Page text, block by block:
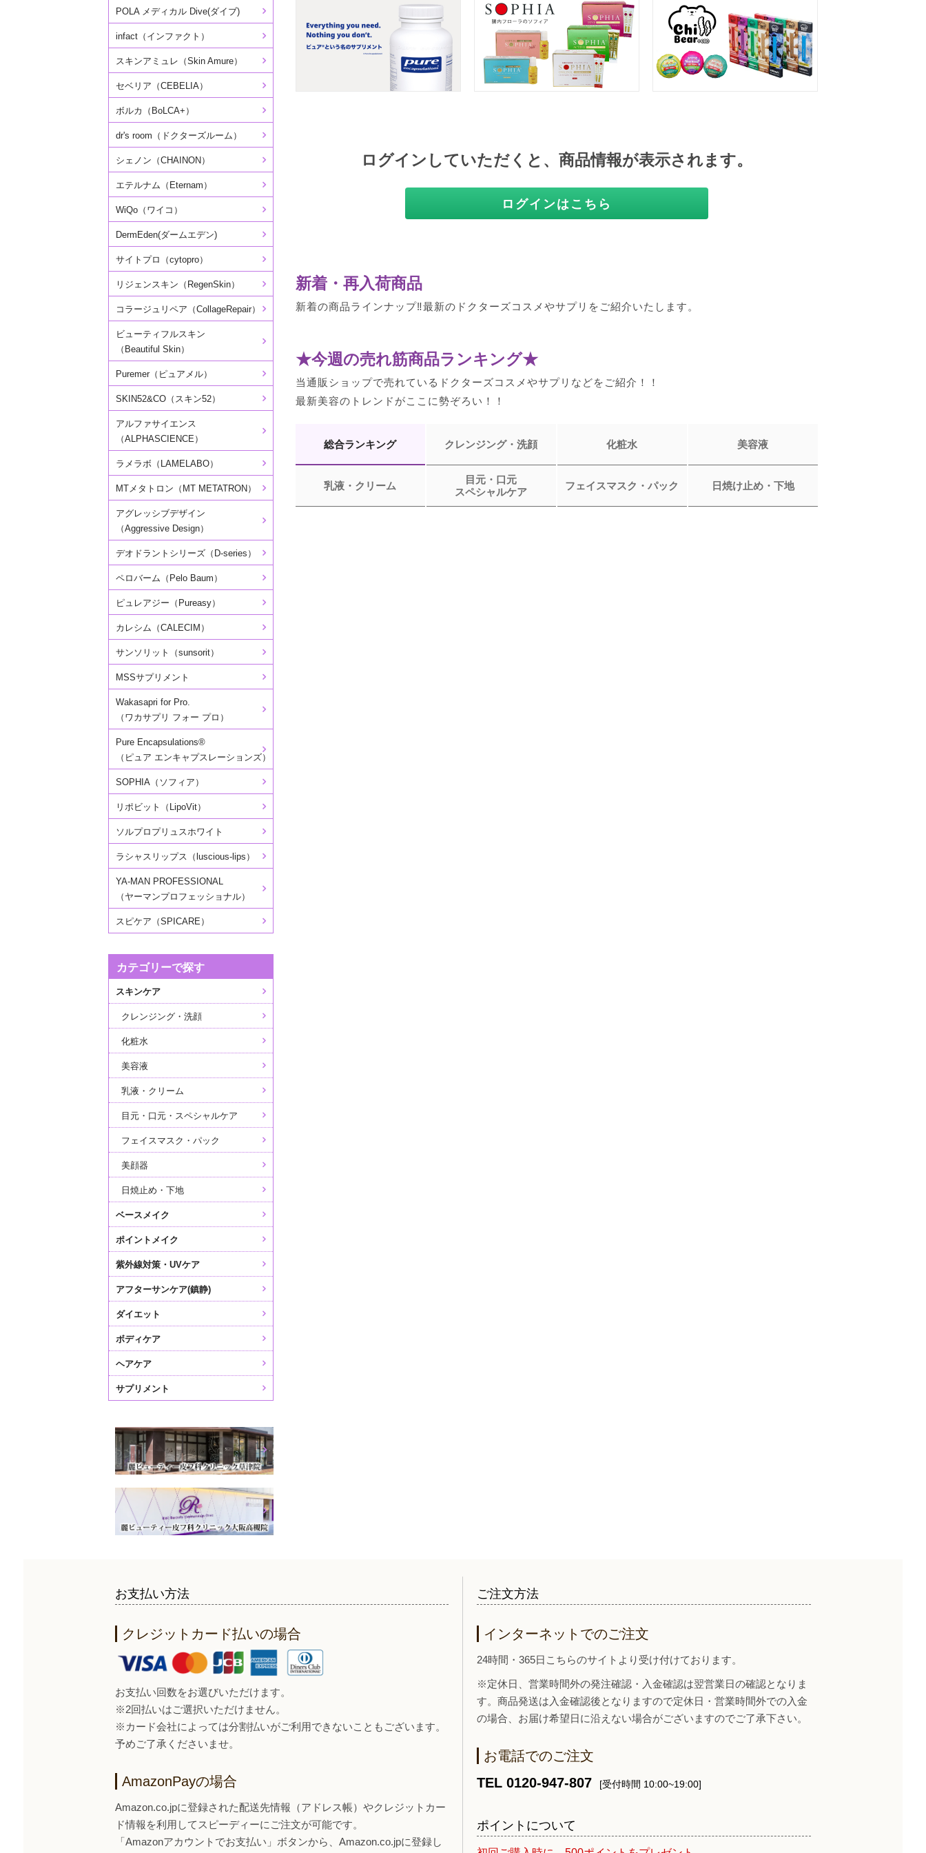
ログインしていただくと、商品情報が表示されます。
ログインはこちら
新着・再入荷商品
新着の商品ラインナップ‼最新のドクターズコスメやサプリをご紹介いたします。
★今週の売れ筋商品ランキング★
当通販ショップで売れているドクターズコスメやサプリなどをご紹介！！
最新美容のトレンドがここに勢ぞろい！！
総合ランキング クレンジング・洗顔 化粧水 美容液
乳液・クリーム
目元・口元
スペシャルケア
フェイスマスク・パック 日焼け止め・下地
POLA メディカル Dive(ダイブ)
infact（インファクト）
スキンアミュレ（Skin Amure）
セベリア（CEBELIA）
ボルカ（BoLCA+）
dr's room（ドクターズルーム）
シェノン（CHAINON）
エテルナム（Eternam）
WiQo（ワイコ）
DermEden(ダームエデン)
サイトプロ（cytopro）
リジェンスキン（RegenSkin）
コラージュリペア（CollageRepair）
ビューティフルスキン
（Beautiful Skin）
Puremer（ピュアメル）
SKIN52&CO（スキン52）
アルファサイエンス
（ALPHASCIENCE）
ラメラボ（LAMELABO）
MTメタトロン（MT METATRON）
アグレッシブデザイン
（Aggressive Design）
デオドラントシリーズ（D-series）
ペロバーム（Pelo Baum）
ピュレアジー（Pureasy）
カレシム（CALECIM）
サンソリット（sunsorit）
MSSサプリメント
Wakasapri for Pro.
（ワカサプリ フォー プロ）
Pure Encapsulations®
（ピュア エンキャプスレーションズ）
SOPHIA（ソフィア）
リポビット（LipoVit）
ソルプロプリュスホワイト
ラシャスリップス（luscious-lips）
YA-MAN PROFESSIONAL
（ヤーマンプロフェッショナル）
スピケア（SPICARE）
カテゴリーで探す
スキンケア
クレンジング・洗顔
化粧水
美容液
乳液・クリーム
目元・口元・スペシャルケア
フェイスマスク・パック
美顔器
日焼止め・下地
ベースメイク
ポイントメイク
紫外線対策・UVケア
アフターサンケア(鎮静)
ダイエット
ボディケア
ヘアケア
サプリメント
お支払い方法
クレジットカード払いの場合
お支払い回数をお選びいただけます。
※2回払いはご選択いただけません。
※カード会社によっては分割払いがご利用できないこともございます。
予めご了承くださいませ。
AmazonPayの場合
Amazon.co.jpに登録された配送先情報（アドレス帳）やクレジットカー
ド情報を利用してスピーディーにご注文が可能です。
「Amazonアカウントでお支払い」ボタンから、Amazon.co.jpに登録し
ご注文方法
インターネットでのご注文
24時間・365日こちらのサイトより受け付けております。
※定休日、営業時間外の発注確認・入金確認は翌営業日の確認となりま
す。商品発送は入金確認後となりますので定休日・営業時間外での入金
の場合、お届け希望日に沿えない場合がございますのでご了承下さい。
お電話でのご注文
TEL 0120-947-807
[受付時間 10:00~19:00]
ポイントについて